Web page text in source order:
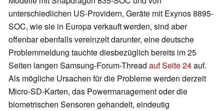
unterschiedlichen US-Providern, Geräte mit Exynos 8895-
SOC, wie sie in Europa verkauft werden, sind aber
offenbar ebenfalls vereinzelt darunter, eine deutsche
Problemmeldung tauchte diesbezüglich bereits im 25
Seiten langen Samsung-Forum-Thread auf Seite 24auf.
Als mögliche Ursachen für die Probleme werden derzeit
Micro-SD-Karten, das Powermanagement oder die
biometrischen Sensoren gehandelt, eindeutig